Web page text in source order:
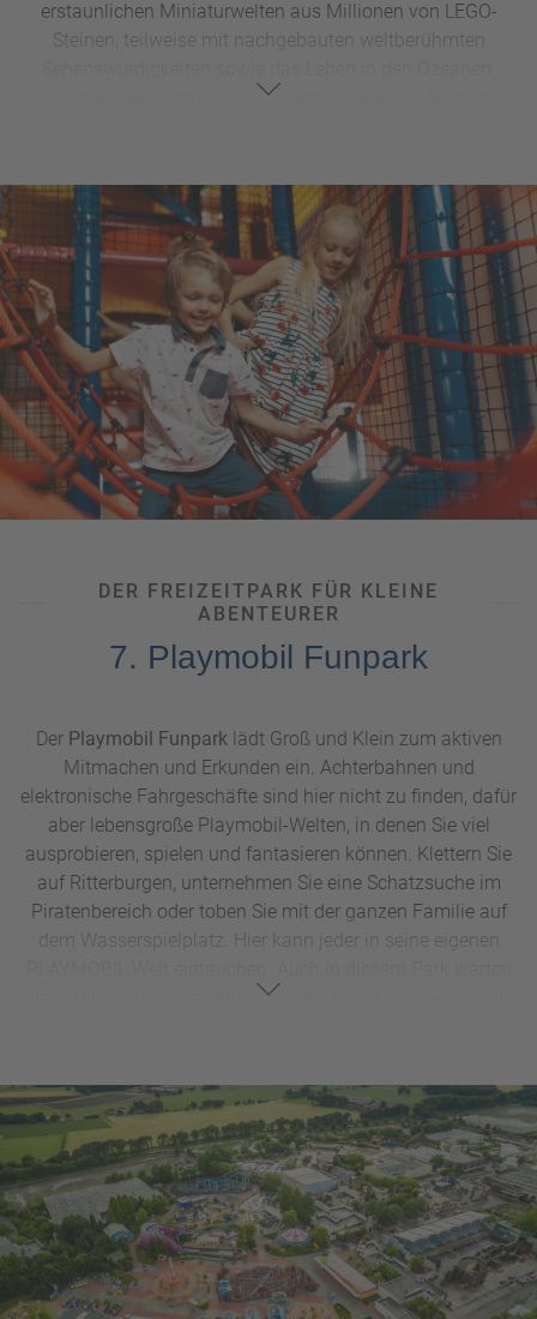
erstaunlichen Miniaturwelten aus Millionen von LEGO-
Steinen, teilweise mit nachgebauten weltberühmten
welches Sie durch einen Glastunnel erkunden können.
NINJAGO Ride oder seien Sie bei der weltweit ersten
LEGOLAND® Parade mit viel Musik, Themenwagen und
Maskottchen dabei. Besondere saisonale Highlights sind
die Gruselwochen zu Halloween als auch die langen
Sommernächte. Im LEGOLAND® Feriendorf können Sie
Ihren Aufenthalt in den verschiedenen Unterkünften von
Piraten-, Ritter- oder LEGO-Ninjago verlängern und vor
allem ausgiebig weiter mit LEGO-Steinen bauen. Gut zu
wissen: Der neue
PEPPA PIG Parkliegt direkt neben dem
LEGOLAND® Deutschland.
DER FREIZEITPARK FÜR KLEINE
ABENTEURER
7. Playmobil Funpark
Der Playmobil Funparklädt Groß und Klein zum aktiven
Mitmachen und Erkunden ein. Achterbahnen und
elektronische Fahrgeschäfte sind hier nicht zu finden, dafür
aber lebensgroße Playmobil-Welten, in denen Sie viel
ausprobieren, spielen und fantasieren können. Klettern Sie
auf Ritterburgen, unternehmen Sie eine Schatzsuche im
Piratenbereich oder toben Sie mit der ganzen Familie auf
dem Wasserspielplatz. Hier kann jeder in seine eigenen
besondere saisonale Highlights wie das Halloween-Event
Spielzeug auf Sie. Für einen unvergesslicher
(Familien)Kurzurlaub bietet sich das Playmobil Hotel im
Ritter-, Piraten-, Prinzessinnen- oder Bauernhof-Stil an. Im
Playmobil Funpark hat Ihre Fantasie keine Grenzen.